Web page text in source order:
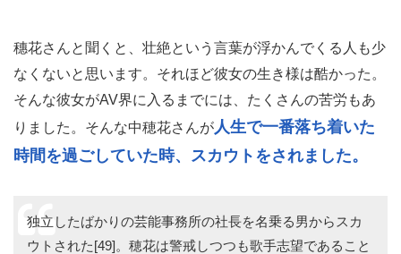
穗花さんと聞くと、壮絶という言葉が浮かんでくる人も少
なくないと思います。それほど彼女の生き様は酷かった。
そんな彼女がAV界に入るまでには、たくさんの苦労もあ
りました。そんな中穂花さんが人生で一番落ち着いた
時間を過ごしていた時、スカウトをされました。
独立したばかりの芸能事務所の社長を名乗る男からスカ
ウトされた[49]。穂花は警戒しつつも歌手志望であること